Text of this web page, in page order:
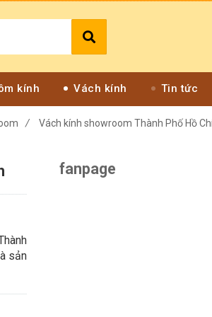
kính Vách kính Tin tức
/ Vách kính showroom Thành Phố Hồ
sản
fanpage